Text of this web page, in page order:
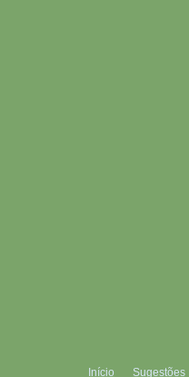
Início
Sugestões